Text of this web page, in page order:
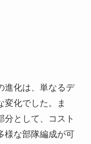
進化は、単なるデ
変化でした。ま
分として、コスト
様な部隊編成が可